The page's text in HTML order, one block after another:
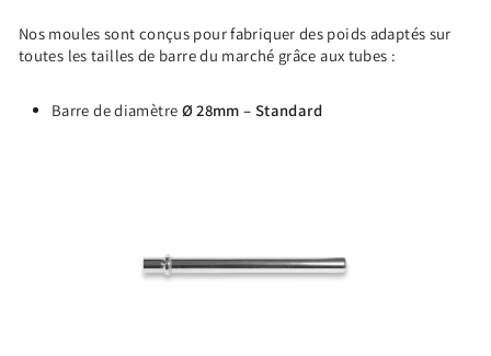
Nos moules sont conçus pour fabriquer des poids adaptés sur
toutes les tailles de barre du marché grâce aux tubes :
Barre de diamètre Ø 28mm – Standard